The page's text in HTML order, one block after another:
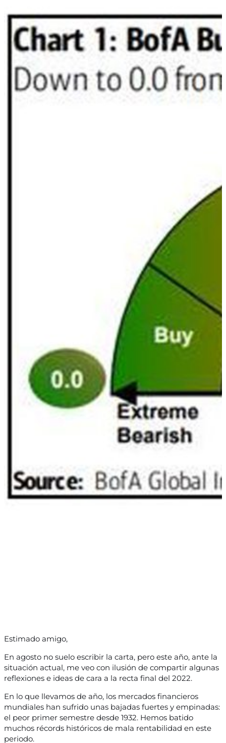
Estimado amigo,
En agosto no suelo escribir la carta, pero este año, ante la
situación actual, me veo con ilusión de compartir algunas
reflexiones e ideas de cara a la recta final del 2022.
En lo que llevamos de año, los mercados financieros
mundiales han sufrido unas bajadas fuertes y empinadas:
el peor primer semestre desde 1932. Hemos batido
muchos récords históricos de mala rentabilidad en este
periodo.